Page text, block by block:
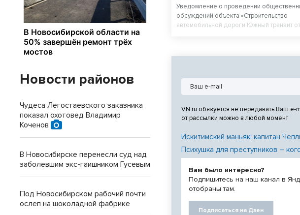
Уведомление о проведении
обсуждений объекта «Строительство
автомобильной дороги Южный транзит от
VN.ru обязуется не передавать Ваш e-
от рассылки можно в любой момент
Искитимский маньяк: капитан
Психушка для преступников –
Вам было интересно?
Подпишитесь на наш канал в
отобраны там.
Подписаться на Дзен
Новости районов
Чудеса Легостаевского заказника
показал охотовед Владимир
Коченов
В Новосибирске перенесли суд над
заболевшим экс-гаишником Гусевым
Под Новосибирском рабочий почти
ослеп на шоколадной фабрике